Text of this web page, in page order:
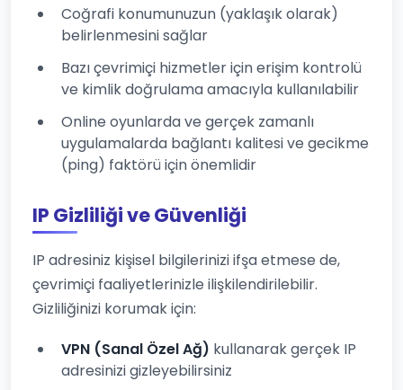
Coğrafi konumunuzun (yaklaşık olarak)
belirlenmesini sağlar
Bazı çevrimiçi hizmetler için erişim kontrolü
ve kimlik doğrulama amacıyla kullanılabilir
Online oyunlarda ve gerçek zamanlı
uygulamalarda bağlantı kalitesi ve gecikme
(ping) faktörü için önemlidir
IP Gizliliği ve Güvenliği
IP adresiniz kişisel bilgilerinizi ifşa etmese de,
çevrimiçi faaliyetlerinizle ilişkilendirilebilir.
Gizliliğinizi korumak için:
VPN (Sanal Özel Ağ) kullanarak gerçek IP
adresinizi gizleyebilirsiniz